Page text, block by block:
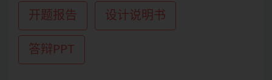
开题报告 设计说明书
答辩PPT